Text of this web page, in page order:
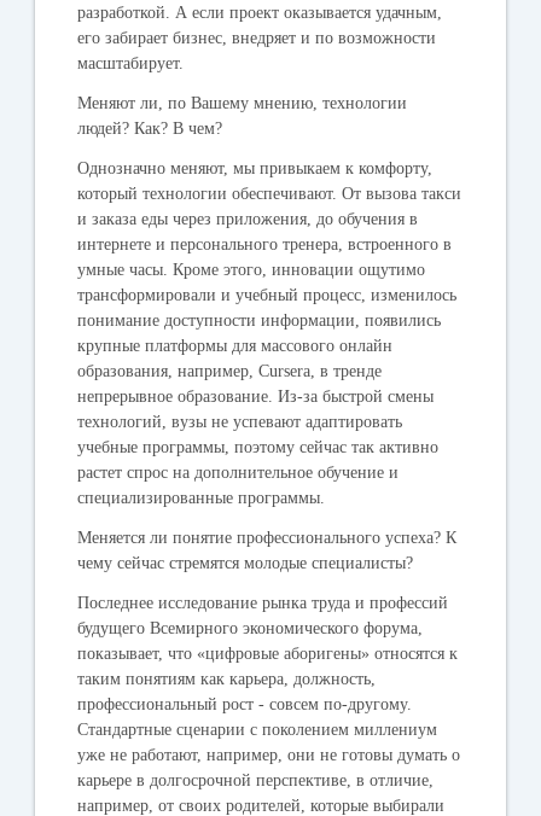
разработкой. А если проект оказывается удачным,
его забирает бизнес, внедряет и по возможности
масштабирует.
Меняют ли, по Вашему мнению, технологии
людей? Как? В чем?
Однозначно меняют, мы привыкаем к комфорту,
который технологии обеспечивают. От вызова такси
и заказа еды через приложения, до обучения в
интернете и персонального тренера, встроенного в
умные часы. Кроме этого, инновации ощутимо
трансформировали и учебный процесс, изменилось
понимание доступности информации, появились
крупные платформы для массового онлайн
образования, например, Cursera, в тренде
непрерывное образование. Из-за быстрой смены
технологий, вузы не успевают адаптировать
учебные программы, поэтому сейчас так активно
растет спрос на дополнительное обучение и
специализированные программы.
Меняется ли понятие профессионального успеха? К
чему сейчас стремятся молодые специалисты?
Последнее исследование рынка труда и профессий
будущего Всемирного экономического форума,
показывает, что «цифровые аборигены» относятся к
таким понятиям как карьера, должность,
профессиональный рост - совсем по-другому.
Стандартные сценарии с поколением миллениум
уже не работают, например, они не готовы думать о
карьере в долгосрочной перспективе, в отличие,
например, от своих родителей, которые выбирали